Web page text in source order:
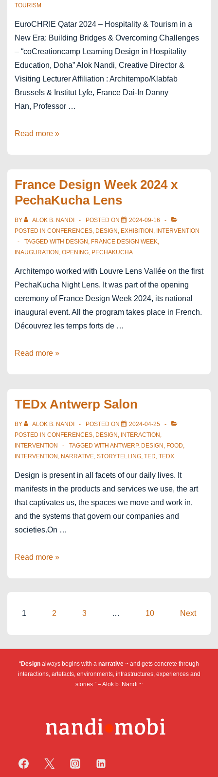
TOURISM
EuroCHRIE Qatar 2024 – Hospitality & Tourism in a
New Era: Building Bridges & Overcoming Challenges
– “coCreationcamp Learning Design in Hospitality
Education, Doha” Alok Nandi, Creative Director &
Visiting Lecturer Affiliation : Architempo/Klabfab
Brussels & Institut Lyfe, France Dai-In Danny
Han, Professor …
cCc
Qatar
Read more »
France Design Week 2024 x
PechaKucha Lens
BY ALOK B. NANDI POSTED ON
2024-09-16
POSTED IN CONFERENCES, DESIGN , EXHIBITION , INTERVENTION
TAGGED WITH DESIGN , FRANCE DESIGN WEEK,
INAUGURATION , OPENING, PECHAKUCHA
Architempo worked with Louvre Lens Vallée on the first
PechaKucha Night Lens. It was part of the opening
ceremony of France Design Week 2024, its national
inaugural event. All the program takes place in French.
Découvrez les temps forts de …
France
x
PechaKucha
Lens
Read more »
TEDx Antwerp Salon
BY ALOK B. NANDI POSTED ON
2024-04-25
POSTED IN CONFERENCES, DESIGN , INTERACTION ,
INTERVENTION
TAGGED WITH ANTWERP, DESIGN , FOOD,
INTERVENTION , NARRATIVE, STORYTELLING, TED, TEDX
Design is present in all facets of our daily lives. It
manifests in the products and services we use, the art
that captivates us, the spaces we move and work in,
and the systems that govern our companies and
societies.On …
TEDx
Read more »
Posts
1 2 3 … 10 Next
“Design always begins with a narrative ~ and gets concrete through
interactions, artefacts, environments, infrastructures, experiences and
stories.” – Alok b. Nandi ~